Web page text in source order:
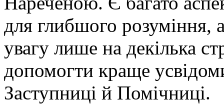
для глибшого розуміння,
увагу лише на декілька
допомогти краще
Заступниці й Помічниці.